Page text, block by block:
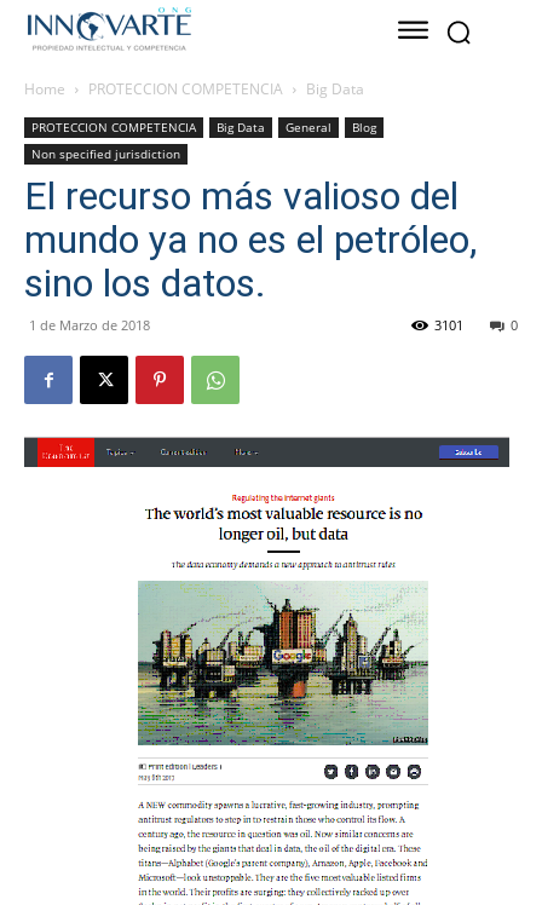
Home PROTECCION COMPETENCIA Big Data
PROTECCION COMPETENCIA Big Data General
Blog
Non specified jurisdiction
El recurso más valioso del
mundo ya no es el petróleo,
sino los datos.
1 de Marzo de 2018 0
3101